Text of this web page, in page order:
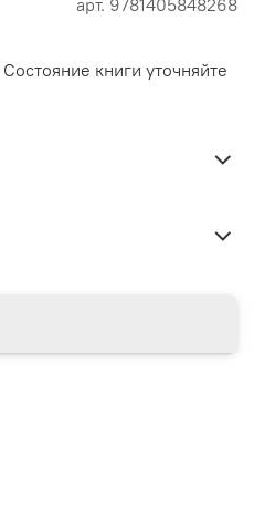
арт. 9781405848268
книги уточняйте